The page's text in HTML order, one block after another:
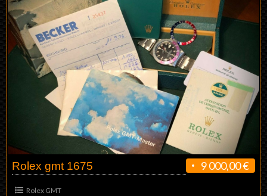
9 000,00 €
Rolex gmt 1675
Rolex GMT